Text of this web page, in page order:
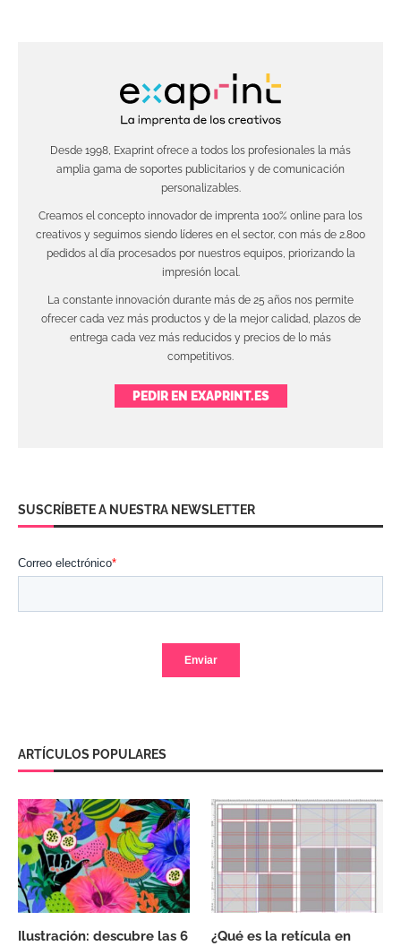
Desde 1998, Exaprint ofrece a todos los profesionales la más
amplia gama de soportes publicitarios y de comunicación
personalizables.
Creamos el concepto innovador de imprenta 100% online para los
creativos y seguimos siendo líderes en el sector, con más de 2.800
pedidos al día procesados por nuestros equipos, priorizando la
impresión local.
La constante innovación durante más de 25 años nos permite
ofrecer cada vez más productos y de la mejor calidad, plazos de
entrega cada vez más reducidos y precios de lo más
competitivos.
PEDIR EN EXAPRINT.ES
SUSCRÍBETE A NUESTRA NEWSLETTER
ARTÍCULOS POPULARES
Ilustración: descubre las 6
¿Qué es la retícula en